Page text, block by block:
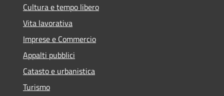
Cultura e tempo libero
Vita lavorativa
Imprese e Commercio
Appalti pubblici
Catasto e urbanistica
Turismo